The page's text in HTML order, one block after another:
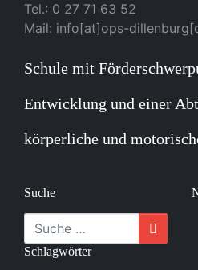
Tel.: 0 27 71 63 52
Mail: info[at]ops-
Schule mit
Entwicklung und einer
körperliche und
Suche
Suche
Schlagwörter